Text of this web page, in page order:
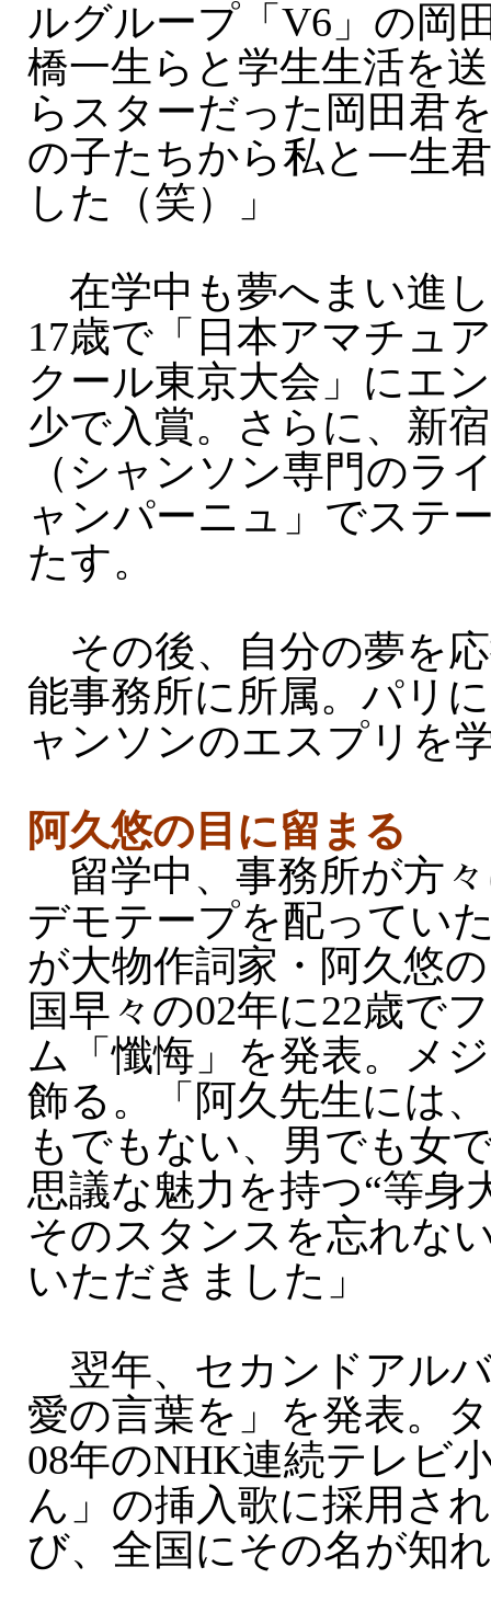
ルグループ「V6」の岡
橋一生らと学生生活を
らスターだった岡田君
の子たちから私と一生
した（笑）」
在学中も夢へまい進
17歳で「日本アマチュ
クール東京大会」にエ
少で入賞。さらに、新
（シャンソン専門のラ
ャンパーニュ」でステ
たす。
その後、自分の夢を
能事務所に所属。パリ
ャンソンのエスプリを
阿久悠の目に留まる
留学中、事務所が方
デモテープを配ってい
が大物作詞家・阿久悠
国早々の02年に22歳で
ム「懺悔」を発表。メ
飾る。「阿久先生には
もでもない、男でも女
思議な魅力を持つ“等身
そのスタンスを忘れな
いただきました」
翌年、セカンドアル
愛の言葉を」を発表。
08年のNHK連続テレビ
ん」の挿入歌に採用さ
び、全国にその名が知